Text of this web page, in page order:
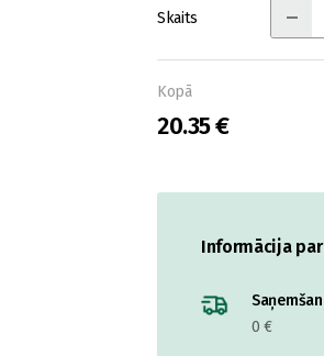
Skaits
Kopā
20.35 €
Informācija
0 €